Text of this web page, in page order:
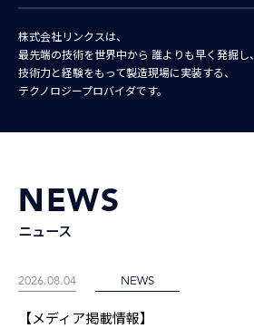
株式会社リンクスは、
最先端の技術を世界中から 誰よりも早く発掘し、
技術力と経験をもって製造現場に実装する、
テクノロジープロバイダです。
NEWS
ニュース
2026.08.04 NEWS
【メディア掲載情報】